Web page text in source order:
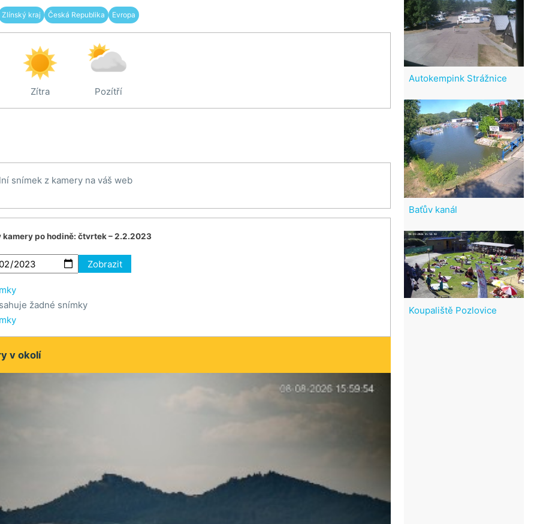
Zlínský kraj Česká Republika Evropa
Zítra Pozítří
snímek z kamery na váš web
kamery po hodině: čtvrtek – 2.2.2023
Zobrazit
žadné snímky
v okolí
Autokempink Strážnice
Baťův kanál
Koupaliště Pozlovice